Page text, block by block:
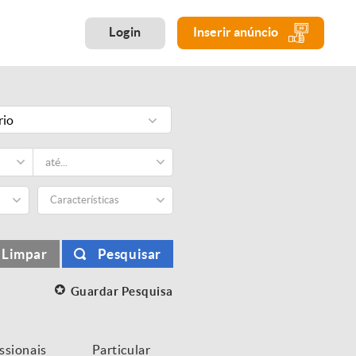
Login Inserir anúncio
Características
Limpar Pesquisar
Guardar Pesquisa
Particular